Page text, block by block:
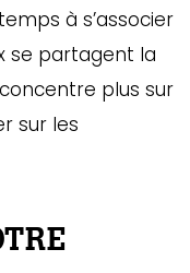
à s’associer
se partagent la
plus sur
sur les